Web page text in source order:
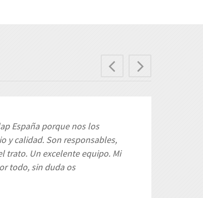
Next
Previous
España porque nos los
y calidad. Son responsables,
trato. Un excelente equipo. Mi
todo, sin duda os